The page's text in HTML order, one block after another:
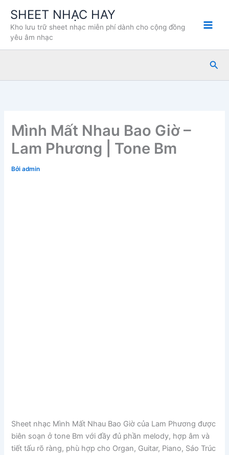
dung
SHEET NHẠC HAY
Kho lưu trữ sheet nhạc miễn phí dành cho cộng đồng
yêu âm nhạc
Tìm
Mình Mất Nhau Bao Giờ –
Lam Phương | Tone Bm
Bởiadmin
Sheet nhạc Mình Mất Nhau Bao Giờ của Lam Phương được
biên soạn ở tone Bm với đầy đủ phần melody, hợp âm và
tiết tấu rõ ràng, phù hợp cho Organ, Guitar, Piano, Sáo Trúc